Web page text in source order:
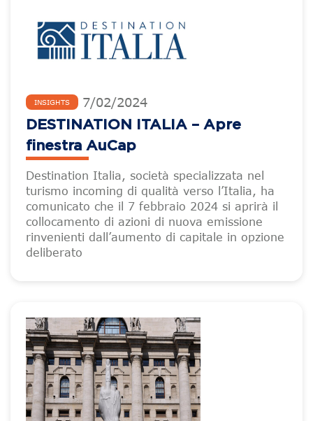
INSIGHTS 7/02/2024
DESTINATION ITALIA – Apre
finestra AuCap
Destination Italia, società specializzata nel
turismo incoming di qualità verso l’Italia, ha
comunicato che il 7 febbraio 2024 si aprirà il
collocamento di azioni di nuova emissione
rinvenienti dall’aumento di capitale in opzione
deliberato